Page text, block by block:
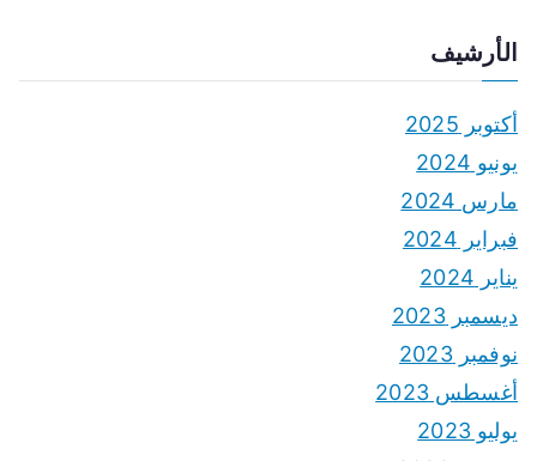
الأرشيف
أكتوبر 2025
يونيو 2024
مارس 2024
فبراير 2024
يناير 2024
ديسمبر 2023
نوفمبر 2023
أغسطس 2023
يوليو 2023